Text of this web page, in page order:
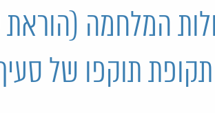
המלחמה